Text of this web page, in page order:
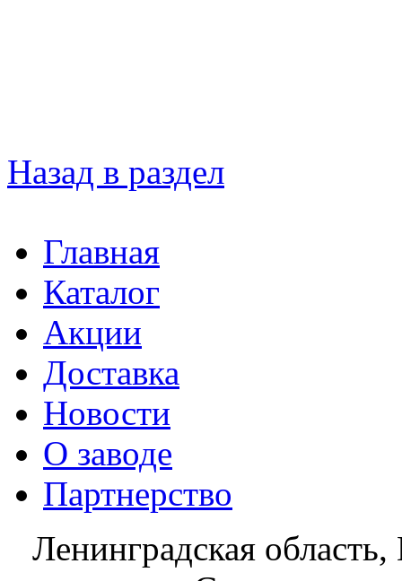
Назад в раздел
Главная
Каталог
Акции
Доставка
Новости
О заводе
Партнерство
Ленинградская